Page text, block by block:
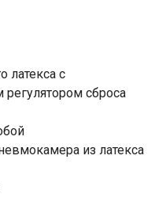
латекса с
сброса
из латекса
вы